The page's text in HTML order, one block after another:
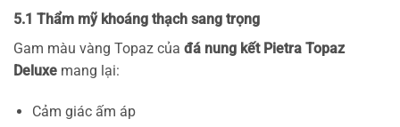
5.1 Thẩm mỹ khoáng thạch sang trọng
Gam màu vàng Topaz của đá nung kết Pietra Topaz
Deluxe mang lại:
Cảm giác ấm áp